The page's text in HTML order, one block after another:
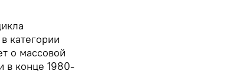
категории
о массовой
в конце 1980-